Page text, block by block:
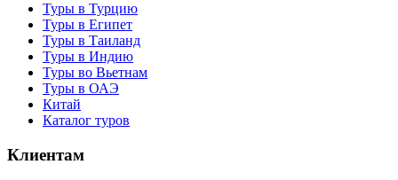
Туры в Турцию
Туры в Египет
Туры в Таиланд
Туры в Индию
Туры во Вьетнам
Туры в ОАЭ
Китай
Каталог туров
Клиентам